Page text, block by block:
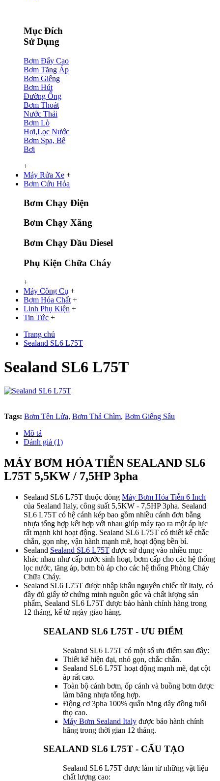
Mục Đích
Sử Dụng
Bơm Đẩy Cao
Bơm Tăng Áp
Bơm Giếng
Bơm Hút
Đường Ống
Bơm Thoát
Nước Thải
Bơm Lò
Hơi,Lọc Nước
Bơm Spa, Bể
Bơi
+
Máy Rửa Xe +
Bơm Cứu Hỏa
Bơm Chạy Điện
Bơm Chạy Xăng
Bơm Chạy Dầu Diesel
Phụ Kiện Chữa Cháy
+
Máy Công Cụ +
Bơm Hóa Chất +
Linh Phụ Kiện +
Tin Tức +
Trang chủ
Sealand SL6 L75T
Sealand SL6 L75T
Tags: Bơm Tên Lửa, Bơm Thả Chìm, Bơm Giếng Sâu
Mô tả
Đánh giá (1)
MÁY BƠM HỎA TIỄN SEALAND SL6
L75T 5,5KW / 7,5HP 3pha
Sealand SL6 L75T thuộc dòng Máy Bơm Hỏa Tiễn 6 Inch
của Sealand Italy, công suất 5,5KW - 7,5HP 3pha. Sealand
SL6 L75T có hệ cánh kép bao gồm nhiều cánh đơn bằng
nhựa tổng hợp kết hợp với nhau giúp máy tạo ra một áp lực
rất mạnh khi hoạt động. Sealand SL6 L75T có thiết kế chắc
chắn, gọn nhẹ, vận hành mạnh mẽ, hoạt động bền bỉ.
Sealand Sealand SL6 L75T được sử dụng vào nhiều mục
khác nhau như cấp nước sinh hoạt, bơm cấp cho các hệ thống
lọc nước, tăng áp, bơm bù áp cho các hệ thống Phòng Cháy
Chữa Cháy.
Sealand SL6 L75T được nhập khẩu nguyên chiếc từ Italy, có
đầy đủ giấy tờ chứng minh nguồn gốc và chất lượng sản
phẩm, Sealand SL6 L75T được bảo hành chính hãng trong
12 tháng, kể từ ngày giao hàng.
SEALAND SL6 L75T - ƯU ĐIỂM
Sealand SL6 L75T có một số ưu điểm sau đây:
Thiết kế hiện đại, nhỏ gọn, chắc chắn.
Sealand SL6 L75T hoạt động mạnh mẽ, đạt cột
áp rất cao.
Toàn bộ cánh bơm, ốp cánh và buồng bơm được
làm băng nhựa tổng hợp.
Động cơ 3pha 100% quấn bằng dây đồng tuổi
thọ cao.
Máy Bơm Sealand Italy được bảo hành chính
hãng trong thời gian 12 tháng.
SEALAND SL6 L75T - CẤU TẠO
Sealand SL6 L75T được làm từ những vật liệu
chất lượng cao: